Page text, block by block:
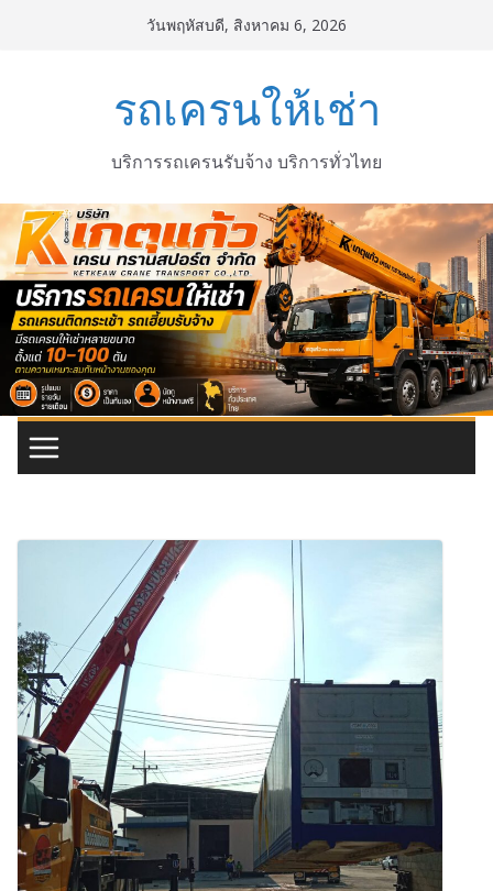
วันพฤหัสบดี, สิงหาคม 6, 2026
รถเครนให้เช่า
บริการรถเครนรับจ้าง บริการทั่วไทย